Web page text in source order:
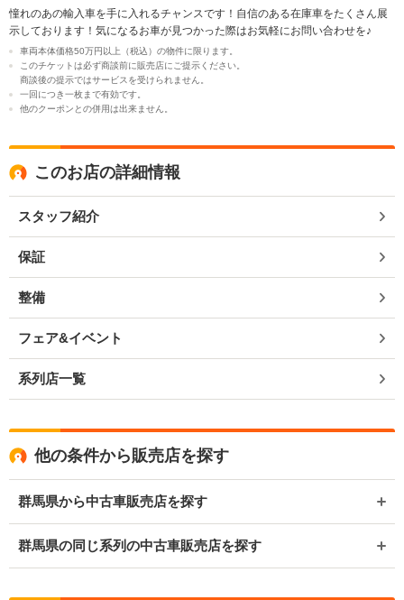
憧れのあの輸入車を手に入れるチャンスです！自信のある在庫車をたくさん展
示しております！気になるお車が見つかった際はお気軽にお問い合わせを♪
車両本体価格50万円以上（税込）の物件に限ります。
このチケットは必ず商談前に販売店にご提示ください。
商談後の提示ではサービスを受けられません。
一回につき一枚まで有効です。
他のクーポンとの併用は出来ません。
このお店の詳細情報
スタッフ紹介
保証
整備
フェア&イベント
系列店一覧
他の条件から販売店を探す
群馬県から中古車販売店を探す
群馬県の同じ系列の中古車販売店を探す